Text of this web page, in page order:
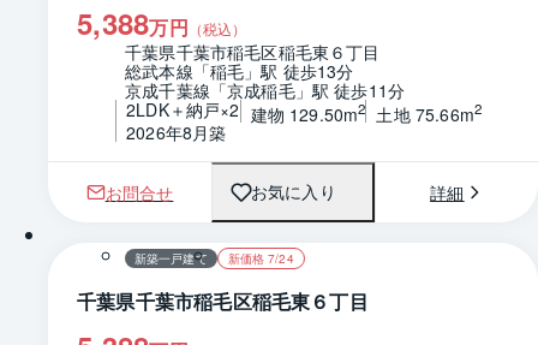
5,388万円 （税込）
千葉県千葉市稲毛区稲毛東６丁目
総武本線「稲毛」駅 徒歩13分
京成千葉線「京成稲毛」駅 徒歩11分
2LDK＋納戸×2 建物 129.50m2 土地 75.66m2
2026年8月築
お問合せ お気に入り 詳細
1 / 0 間取り
新築一戸建て 新価格 7/24
千葉県千葉市稲毛区稲毛東６丁目